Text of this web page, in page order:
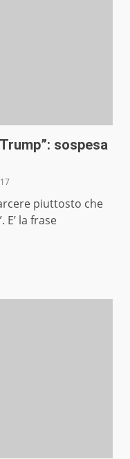
sospesa
piuttosto che
la frase